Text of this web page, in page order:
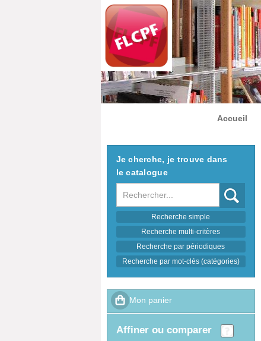
Accueil
Je cherche, je trouve dans
le catalogue
Recherche
Recherche simple
Recherche multi-critères
Recherche par périodiques
Recherche par mot-clés (catégories)
affiner ou comparer